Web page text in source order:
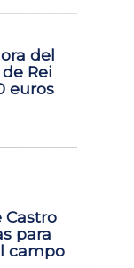
del
Rei
euros
Castro
para
campo